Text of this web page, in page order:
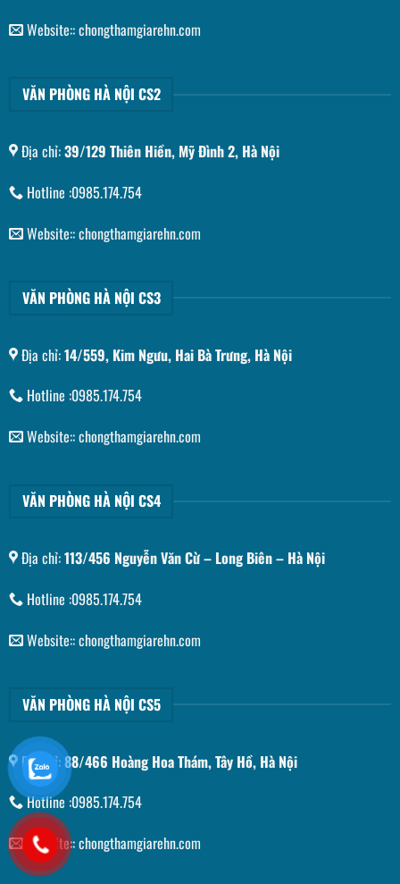
Website:: chongthamgiarehn.com
VĂN PHÒNG HÀ NỘI CS2
Địa chỉ:39/129 Thiên Hiền, Mỹ Đình 2, Hà Nội
Hotline :0985.174.754
Website:: chongthamgiarehn.com
VĂN PHÒNG HÀ NỘI CS3
Địa chỉ:14/559, Kim Ngưu, Hai Bà Trưng, Hà Nội
Hotline :0985.174.754
Website:: chongthamgiarehn.com
VĂN PHÒNG HÀ NỘI CS4
Địa chỉ:113/456 Nguyễn Văn Cừ – Long Biên – Hà Nội
Hotline :0985.174.754
Website:: chongthamgiarehn.com
VĂN PHÒNG HÀ NỘI CS5
Địa chỉ:88/466 Hoàng Hoa Thám, Tây Hồ, Hà Nội
Hotline :0985.174.754
Website:: chongthamgiarehn.com